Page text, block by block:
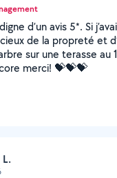
d’un avis 5*. Si
de la propreté et
sur une terasse
merci! 💝💝💝
L.